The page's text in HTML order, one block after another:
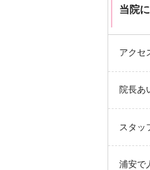
当院
アクセ
院長あ
スタッ
浦安で